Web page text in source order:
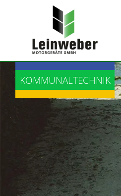
LANDTECHNIK
KOMMUNALTECHNIK
BAUTECHNIK